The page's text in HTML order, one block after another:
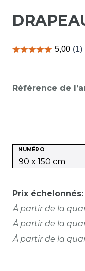
Référence de
NUMÉRO
Prix échelonnés:
À partir de la
À partir de la
À partir de la